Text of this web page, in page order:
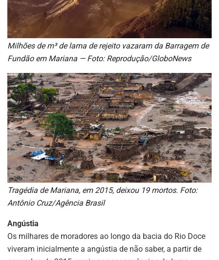
Milhões de m³ de lama de rejeito vazaram da Barragem de
Fundão em Mariana — Foto: Reprodução/GloboNews
Tragédia de Mariana, em 2015, deixou 19 mortos. Foto:
Antônio Cruz/Agência Brasil
Angústia
Os milhares de moradores ao longo da bacia do Rio Doce
viveram inicialmente a angústia de não saber, a partir de